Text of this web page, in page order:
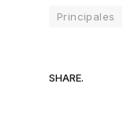
Principales
SHARE.